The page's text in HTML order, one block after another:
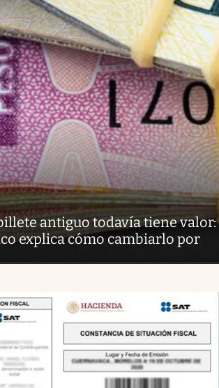
antiguo todavía tiene valor:
explica cómo cambiarlo por